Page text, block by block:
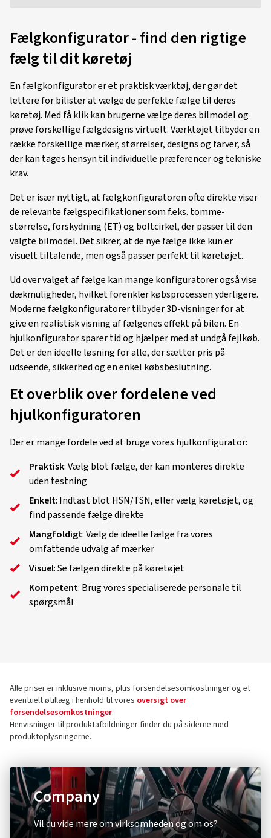
Fælgkonfigurator - find den rigtige
fælg til dit køretøj
En fælgkonfigurator er et praktisk værktøj, der gør det
lettere for bilister at vælge de perfekte fælge til deres
køretøj. Med få klik kan brugerne vælge deres bilmodel og
prøve forskellige fælgdesigns virtuelt. Værktøjet tilbyder en
række forskellige mærker, størrelser, designs og farver, så
der kan tages hensyn til individuelle præferencer og tekniske
krav.
Det er især nyttigt, at fælgkonfiguratoren ofte direkte viser
de relevante fælgspecifikationer som f.eks. tomme-
størrelse, forskydning (ET) og boltcirkel, der passer til den
valgte bilmodel. Det sikrer, at de nye fælge ikke kun er
visuelt tiltalende, men også passer perfekt til køretøjet.
Ud over valget af fælge kan mange konfiguratorer også vise
dækmuligheder, hvilket forenkler købsprocessen yderligere.
Moderne fælgkonfiguratorer tilbyder 3D-visninger for at
give en realistisk visning af fælgenes effekt på bilen. En
hjulkonfigurator sparer tid og hjælper med at undgå fejlkøb.
Det er den ideelle løsning for alle, der sætter pris på
udseende, sikkerhed og en enkel købsbeslutning.
Et overblik over fordelene ved
hjulkonfiguratoren
Der er mange fordele ved at bruge vores hjulkonfigurator:
Praktisk: Vælg blot fælge, der kan monteres direkte
uden testning
Enkelt: Indtast blot HSN/TSN, eller vælg køretøjet, og
find passende fælge direkte
Mangfoldigt: Vælg de ideelle fælge fra vores
omfattende udvalg af mærker
Visuel: Se fælgen direkte på køretøjet
Kompetent: Brug vores specialiserede personale til
spørgsmål
Alle priser er inklusive moms, plus forsendelsesomkostninger og et
eventuelt øtillæg i henhold til vores oversigt over
forsendelsesomkostninger.
Henvisninger til produktafbildninger finder du på siderne med
produktoplysningerne.
Company
Vil du vide mere om virksomheden og om os?